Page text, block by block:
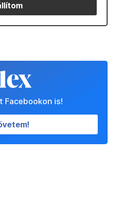
Facebookon is!